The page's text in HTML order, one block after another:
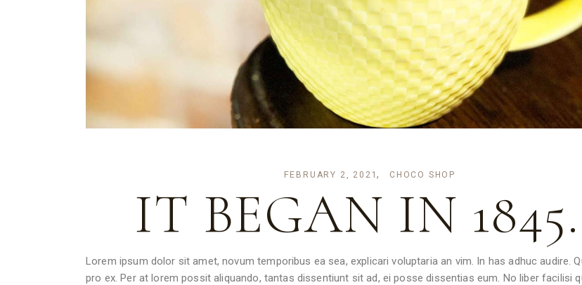
FEBRUARY 2, 2021 CHOCO SHOP
IT BEGAN IN
Lorem ipsum dolor sit amet, novum temporibus ea sea, explicari voluptaria an vim. In has adhuc audire.
pro ex. Per at lorem possit aliquando, tantas dissentiunt sit ad, ei posse dissentias eum. No liber facilisi